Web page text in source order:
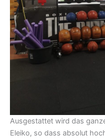
Ausgestattet wird das
Eleiko, so dass absolut